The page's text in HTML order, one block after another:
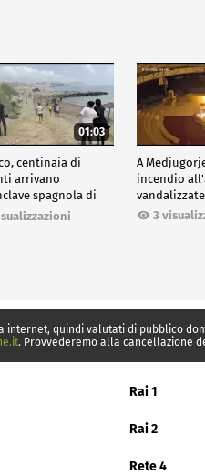
01:03
centinaia di
arrivano
spagnola di
A
incendio
vandalizzate
3
internet, quindi valutati di pubblico
. Provvederemo alla cancellazione
Rai 1
Rai 2
Rete 4